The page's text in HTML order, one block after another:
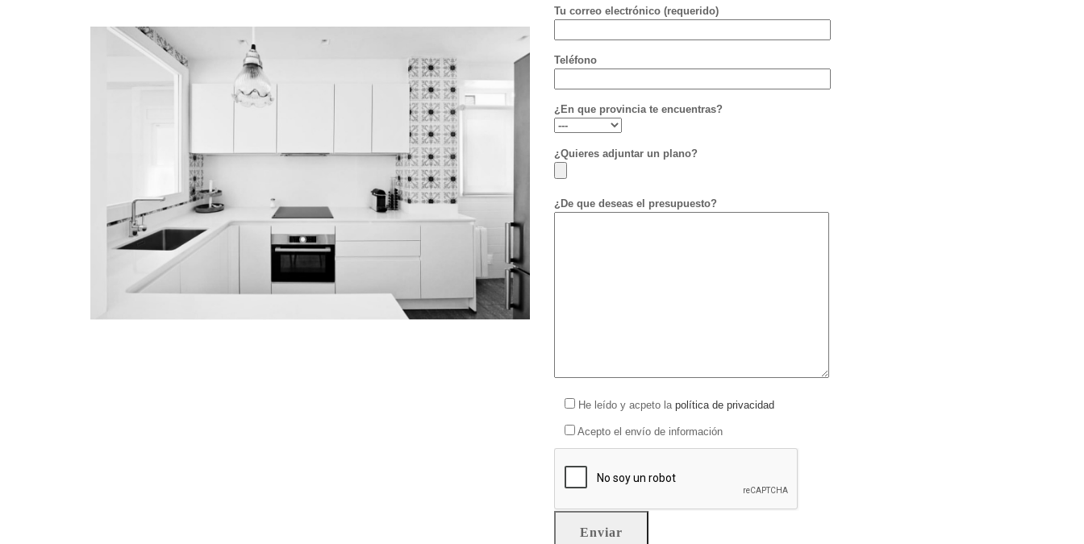
Tu correo electrónico (requerido)
Teléfono
¿En que provincia te encuentras?
¿Quieres adjuntar un plano?
¿De que deseas el presupuesto?
He leído y acpeto la política de privacidad
Acepto el envío de información